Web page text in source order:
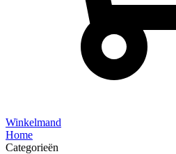
Winkelmand
Home
Categorieën